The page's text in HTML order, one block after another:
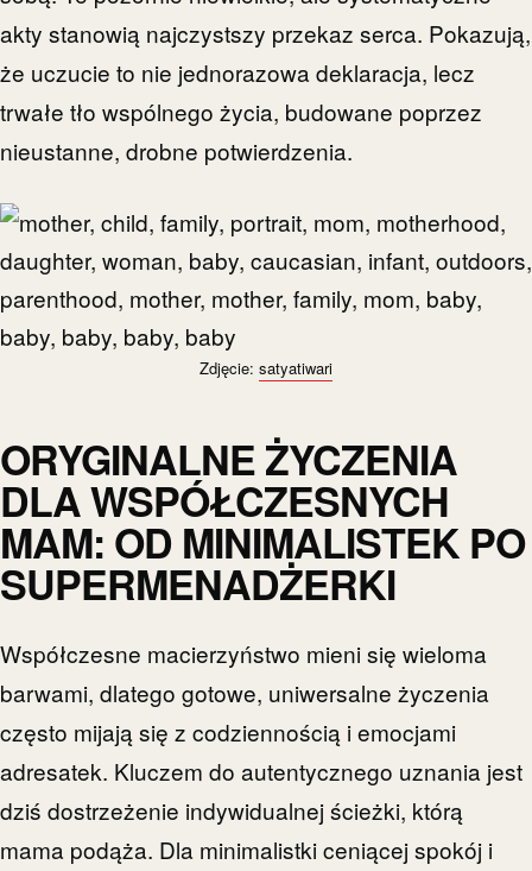
akty stanowią najczystszy przekaz serca. Pokazują,
że uczucie to nie jednorazowa deklaracja, lecz
trwałe tło wspólnego życia, budowane poprzez
nieustanne, drobne potwierdzenia.
Zdjęcie: satyatiwari
ORYGINALNE ŻYCZENIA
DLA WSPÓŁCZESNYCH
MAM: OD MINIMALISTEK PO
SUPERMENADŻERKI
Współczesne macierzyństwo mieni się wieloma
barwami, dlatego gotowe, uniwersalne życzenia
często mijają się z codziennością i emocjami
adresatek. Kluczem do autentycznego uznania jest
dziś dostrzeżenie indywidualnej ścieżki, którą
mama podąża. Dla minimalistki ceniącej spokój i